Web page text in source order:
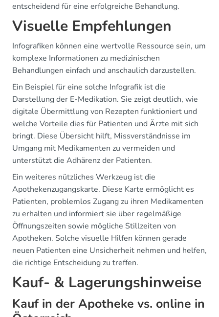
entscheidend für eine erfolgreiche Behandlung.
Visuelle Empfehlungen
Infografiken können eine wertvolle Ressource sein, um
komplexe Informationen zu medizinischen
Behandlungen einfach und anschaulich darzustellen.
Ein Beispiel für eine solche Infografik ist die
Darstellung der E-Medikation. Sie zeigt deutlich, wie
digitale Übermittlung von Rezepten funktioniert und
welche Vorteile dies für Patienten und Ärzte mit sich
bringt. Diese Übersicht hilft, Missverständnisse im
Umgang mit Medikamenten zu vermeiden und
unterstützt die Adhärenz der Patienten.
Ein weiteres nützliches Werkzeug ist die
Apothekenzugangskarte. Diese Karte ermöglicht es
Patienten, problemlos Zugang zu ihren Medikamenten
zu erhalten und informiert sie über regelmäßige
Öffnungszeiten sowie mögliche Stillzeiten von
Apotheken. Solche visuelle Hilfen können gerade
neuen Patienten eine Unsicherheit nehmen und helfen,
die richtige Entscheidung zu treffen.
Kauf- & Lagerungshinweise
Kauf in der Apotheke vs. online in